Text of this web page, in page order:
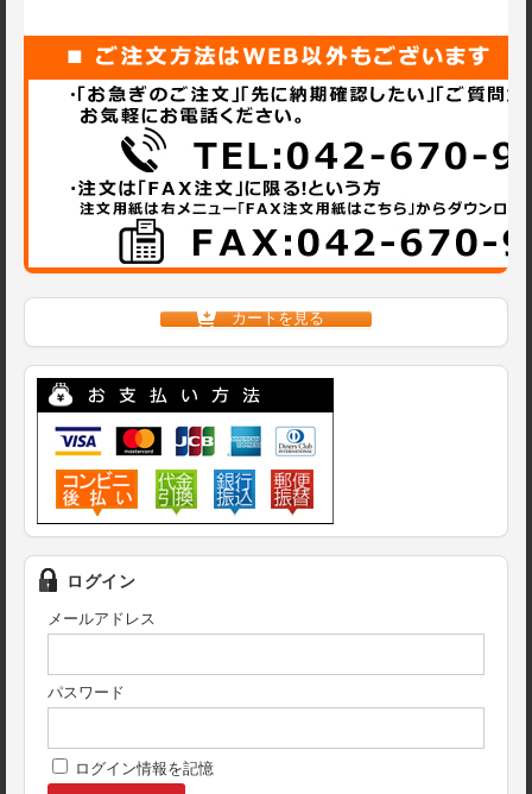
カートを見る
ログイン
メールアドレス
パスワード
ログイン情報を記憶